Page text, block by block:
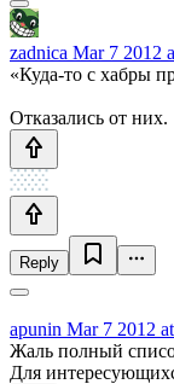
zadnica Mar 7 2012
«Куда-то с хабры
Отказались от них.
Reply
apunin Mar 7 2012
Жаль полный
Для